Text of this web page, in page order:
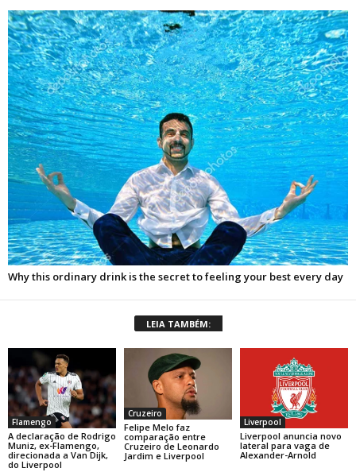
LEIA TAMBÉM:
Flamengo
A declaração de Rodrigo
Muniz, ex-Flamengo,
direcionada a Van Dijk,
do Liverpool
Cruzeiro
Felipe Melo faz
comparação entre
Cruzeiro de Leonardo
Jardim e Liverpool
Liverpool
Liverpool anuncia novo
lateral para vaga de
Alexander-Arnold